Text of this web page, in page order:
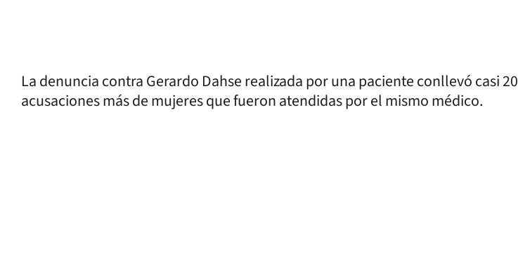
La denuncia contra Gerardo Dahse realizada por una paciente conllevó casi 20
acusaciones más de mujeres que fueron atendidas por el mismo médico.